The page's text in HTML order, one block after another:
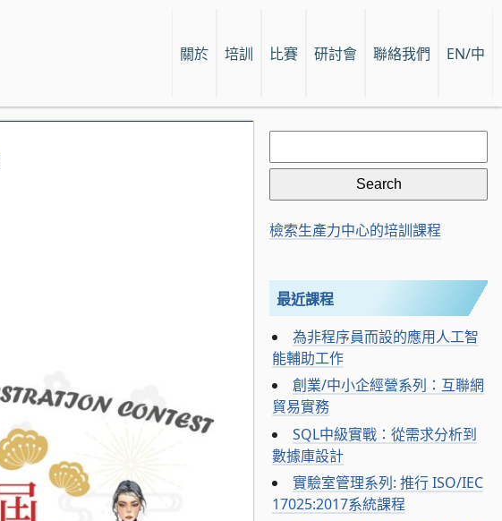
關於 培訓 比賽 研討會 聯絡我們 EN/中
Search
for:
檢索生產力中心的培訓課程
最近課程
為非程序員而設的應用人工智
能輔助工作
創業/中小企經營系列：互聯網
貿易實務
SQL中級實戰：從需求分析到
數據庫設計
實驗室管理系列: 推行 ISO/IEC
17025:2017系統課程